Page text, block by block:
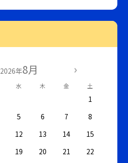
2026年8月
水 木 金 土
1
5 6 7
8
12 13 14
15
19 20 21
22